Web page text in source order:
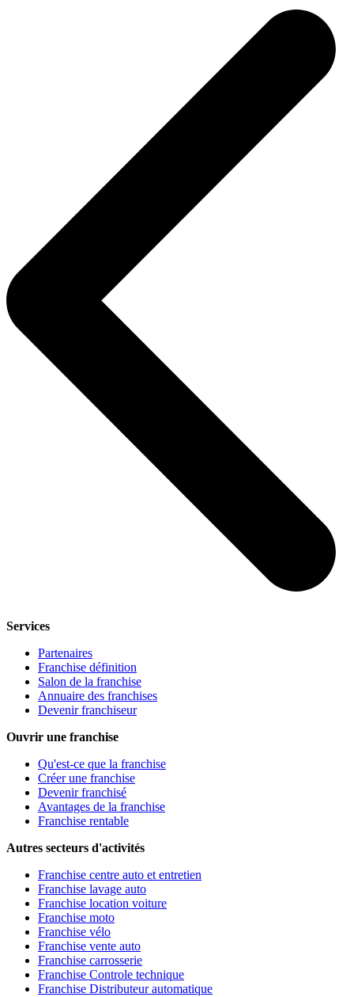
Services
Partenaires
Franchise définition
Salon de la franchise
Annuaire des franchises
Devenir franchiseur
Ouvrir une franchise
Qu'est-ce que la franchise
Créer une franchise
Devenir franchisé
Avantages de la franchise
Franchise rentable
Autres secteurs d'activités
Franchise centre auto et entretien
Franchise lavage auto
Franchise location voiture
Franchise moto
Franchise vélo
Franchise vente auto
Franchise carrosserie
Franchise Controle technique
Franchise Distributeur automatique